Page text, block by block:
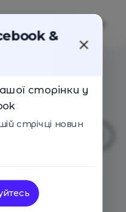
ігор, які
&
сторінки у
стрічці новин